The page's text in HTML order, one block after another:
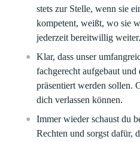
stets zur Stelle, wenn sie
kompetent, weißt, wo sie
jederzeit bereitwillig weiter.
Klar, dass unser
fachgerecht aufgebaut
präsentiert werden sollen.
dich verlassen können.
Immer wieder schaust du
Rechten und sorgst dafür,